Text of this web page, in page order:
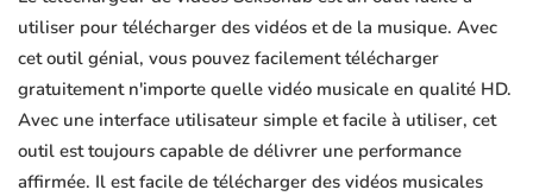
utiliser pour télécharger des vidéos et de la musique. Avec
cet outil génial, vous pouvez facilement télécharger
gratuitement n'importe quelle vidéo musicale en qualité HD.
Avec une interface utilisateur simple et facile à utiliser, cet
outil est toujours capable de délivrer une performance
affirmée. Il est facile de télécharger des vidéos musicales